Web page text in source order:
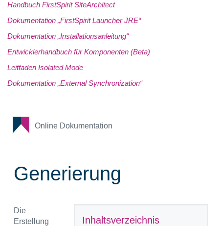
Handbuch FirstSpirit SiteArchitect
Dokumentation „FirstSpirit Launcher JRE“
Dokumentation „Installationsanleitung“
Entwicklerhandbuch für Komponenten (Beta)
Leitfaden Isolated Mode
Dokumentation „External Synchronization“
Online Dokumentation
Generierung
Inhaltsverzeichnis
Die
Erstellung